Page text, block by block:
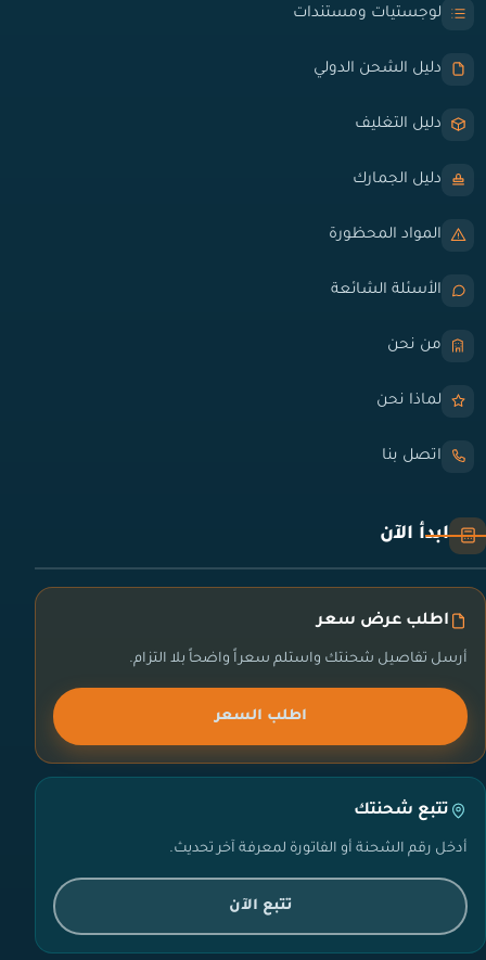
لوجستيات ومستندات
دليل الشحن الدولي
دليل التغليف
دليل الجمارك
المواد المحظورة
الأسئلة الشائعة
من نحن
لماذا نحن
اتصل بنا
ابدأ الآن
اطلب عرض سعر
أرسل تفاصيل شحنتك واستلم سعراً واضحاً بلا التزام.
اطلب السعر
تتبع شحنتك
أدخل رقم الشحنة أو الفاتورة لمعرفة آخر تحديث.
تتبع الآن